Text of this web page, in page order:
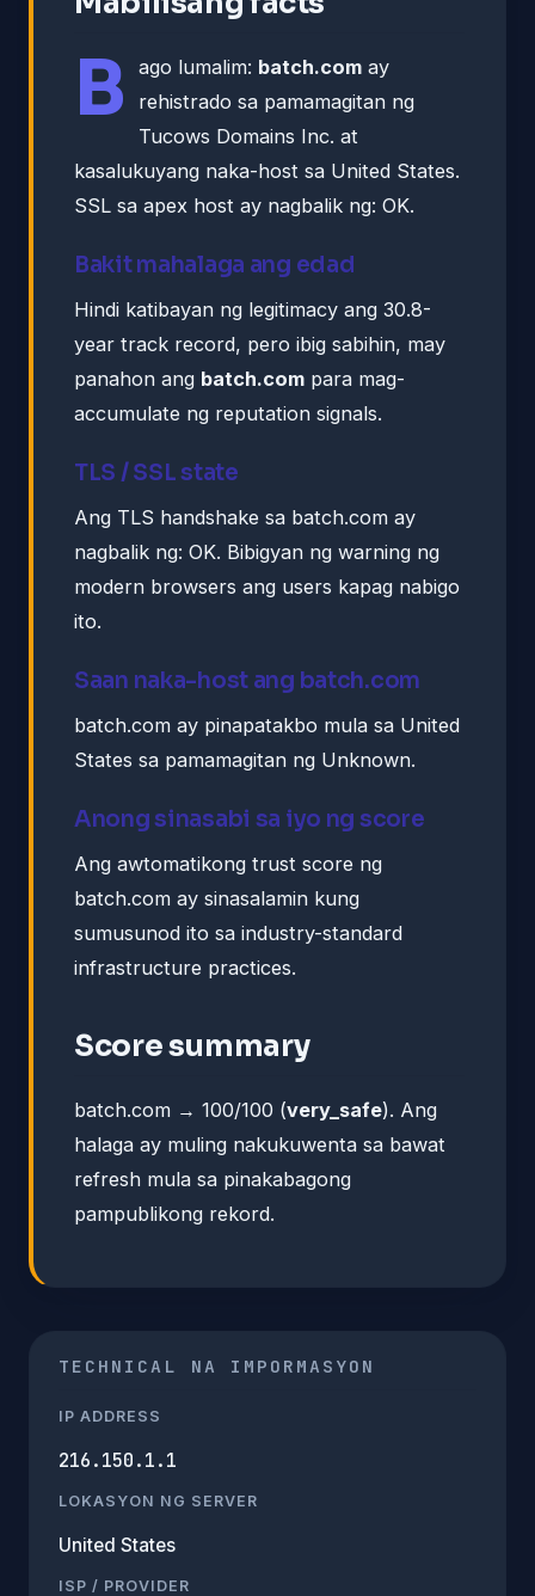
B ago lumalim: batch.com ay
rehistrado sa pamamagitan ng
Tucows Domains Inc. at
kasalukuyang naka-host sa United States.
SSL sa apex host ay nagbalik ng: OK.
Bakit mahalaga ang edad
Hindi katibayan ng legitimacy ang 30.8-
year track record, pero ibig sabihin, may
panahon ang batch.com para mag-
accumulate ng reputation signals.
TLS / SSL state
Ang TLS handshake sa batch.com ay
nagbalik ng: OK. Bibigyan ng warning ng
modern browsers ang users kapag nabigo
ito.
Saan naka-host ang batch.com
batch.com ay pinapatakbo mula sa United
States sa pamamagitan ng Unknown.
Anong sinasabi sa iyo ng score
Ang awtomatikong trust score ng
batch.com ay sinasalamin kung
sumusunod ito sa industry-standard
infrastructure practices.
Score summary
batch.com → 100/100 (very_safe). Ang
halaga ay muling nakukuwenta sa bawat
refresh mula sa pinakabagong
pampublikong rekord.
TECHNICAL NA IMPORMASYON
IP ADDRESS
216.150.1.1
LOKASYON NG SERVER
United States
ISP / PROVIDER